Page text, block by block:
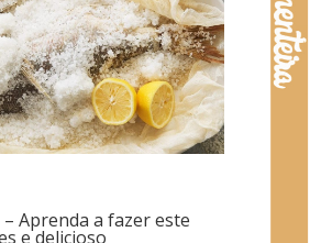
– Aprenda a fazer este
e delicioso